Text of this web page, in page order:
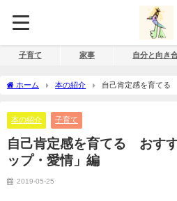
子育て 家事 自分と向き
ホーム 本の紹介
自己肯定感を育てる
本の紹介 子育て
自己肯定感を育てる おす
ップ・愛情」編
2019-05-25